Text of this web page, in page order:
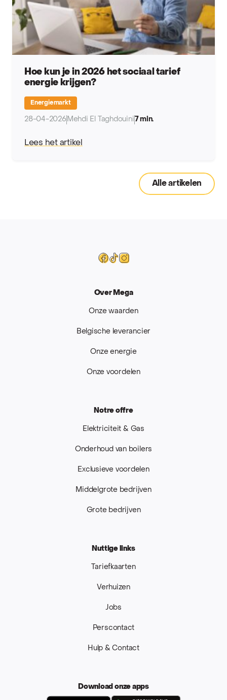
Hoe kun je in 2026 het sociaal tarief
energie krijgen?
Energiemarkt
28-04-2026 Mehdi El Taghdouini 7 min.
Lees het artikel
Alle artikelen
Facebook
Tiktok
Instagram
Over Mega
Onze waarden
Belgische leverancier
Onze energie
Onze voordelen
Notre offre
Elektriciteit & Gas
Onderhoud van boilers
Exclusieve voordelen
Middelgrote bedrijven
Grote bedrijven
Nuttige links
Tariefkaarten
Verhuizen
Jobs
Perscontact
Hulp & Contact
Download onze apps